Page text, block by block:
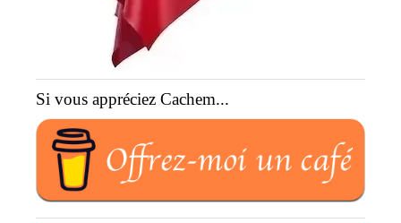
Si vous appréciez Cachem...